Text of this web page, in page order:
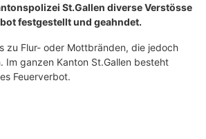
St.Gallen diverse Verstösse
festgestellt und geahndet.
zu Flur- oder Mottbränden, die jedoch
Im ganzen Kanton St.Gallen besteht
Feuerverbot.